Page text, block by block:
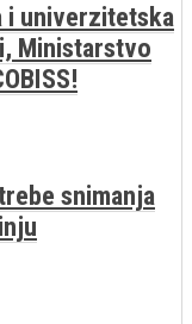
i univerzitetska
Ministarstvo
snimanja